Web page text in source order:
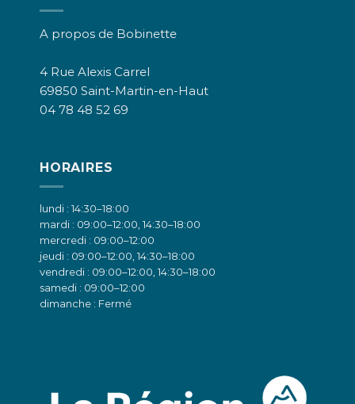
A propos de Bobinette
4 Rue Alexis Carrel
69850 Saint-Martin-en-Haut
04 78 48 52 69
HORAIRES
lundi : 14:30–18:00
mardi : 09:00–12:00, 14:30–18:00
mercredi : 09:00–12:00
jeudi : 09:00–12:00, 14:30–18:00
vendredi : 09:00–12:00, 14:30–18:00
samedi : 09:00–12:00
dimanche : Fermé